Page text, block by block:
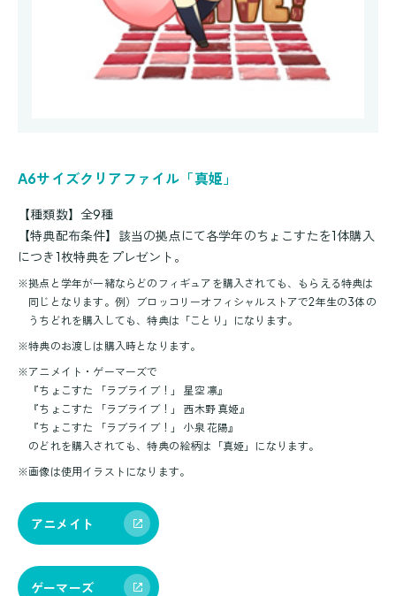
A6サイズクリアファイル「真姫」
【種類数】全9種
【特典配布条件】該当の拠点にて各学年のちょこすたを1体購入
につき1枚特典をプレゼント。
※拠点と学年が一緒ならどのフィギュアを購入されても、もらえる特典は
同じとなります。例）ブロッコリーオフィシャルストアで2年生の3体の
うちどれを購入しても、特典は「ことり」になります。
※特典のお渡しは購入時となります。
※アニメイト・ゲーマーズで
『ちょこすた 「ラブライブ！」 星空 凛』
『ちょこすた 「ラブライブ！」 西木野 真姫』
『ちょこすた 「ラブライブ！」 小泉 花陽』
のどれを購入されても、特典の絵柄は「真姫」になります。
※画像は使用イラストになります。
アニメイト
ゲーマーズ